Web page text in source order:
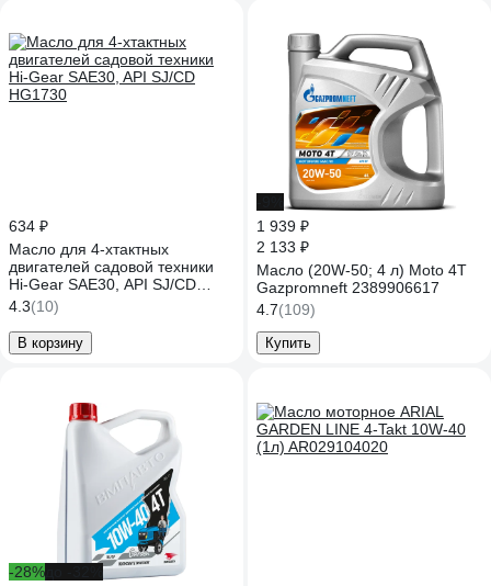
634 ₽
Масло для 4-хтактных
двигателей садовой техники
Hi-Gear SAE30, API SJ/CD
HG1730
4.3(10)
В корзину
1 939 ₽
2 133 ₽
Масло (20W-50; 4 л) Moto 4T
Gazpromneft 2389906617
4.7(109)
Купить
-28%